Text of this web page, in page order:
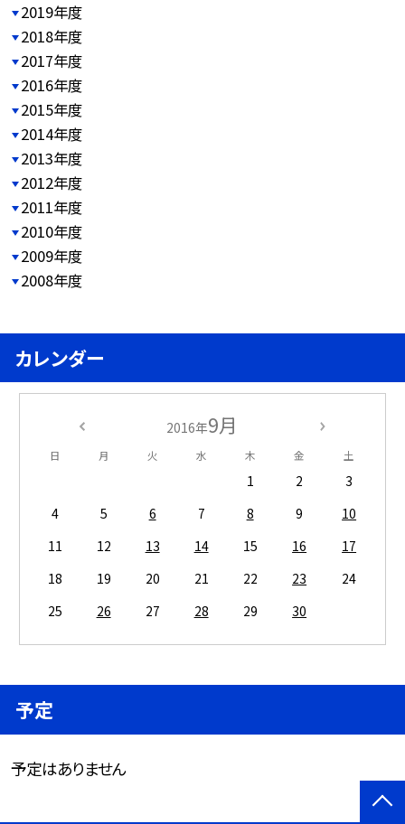
2019年度
2018年度
2017年度
2016年度
2015年度
2014年度
2013年度
2012年度
2011年度
2010年度
2009年度
2008年度
カレンダー
2016年9月
日 月 火 水 木 金 土
1 2
3
4
5 6 7 8 9
10
11
12 13 14 15 16
17
18
19 20 21 22 23
24
25
26 27 28 29 30
予定
予定はありません